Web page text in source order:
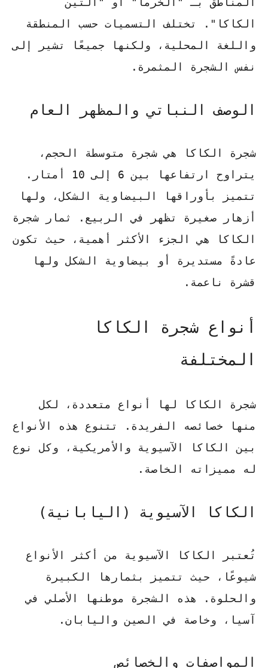
الكاكا".
تختلف التسميات حسب المنطقة
واللغة المحلية ، ولكنها جميعًا تشير إلى
نفس الشجرة المثمرة.
الوصف النباتي والمظهر العام
شجرة الكاكا هي شجرة متوسطة الحجم،
يتراوح ارتفاعها بين 6 إلى 10 أمتار.
تتميز بأوراقها البيضاوية الشكل، ولها
أزهار صغيرة تظهر في الربيع.
ثمار شجرة
الكاكا هي الجزء الأكثر أهمية ، حيث تكون
عادةً مستديرة أو بيضاوية الشكل ولها
قشرة ناعمة.
أنواع شجرة الكاكا
المختلفة
شجرة الكاكا لها أنواع متعددة، لكل
منها خصائصه الفريدة. تتنوع هذه الأنواع
بين الكاكا الآسيوية والأمريكية، وكل نوع
له مميزاته الخاصة.
الكاكا الآسيوية (اليابانية)
تُعتبر الكاكا الآسيوية من أكثر الأنواع
شيوعًا، حيث تتميز بثمارها الكبيرة
والحلوة. هذه الشجرة موطنها الأصلي في
آسيا، وخاصة في الصين واليابان.
المواصفات والخصائص